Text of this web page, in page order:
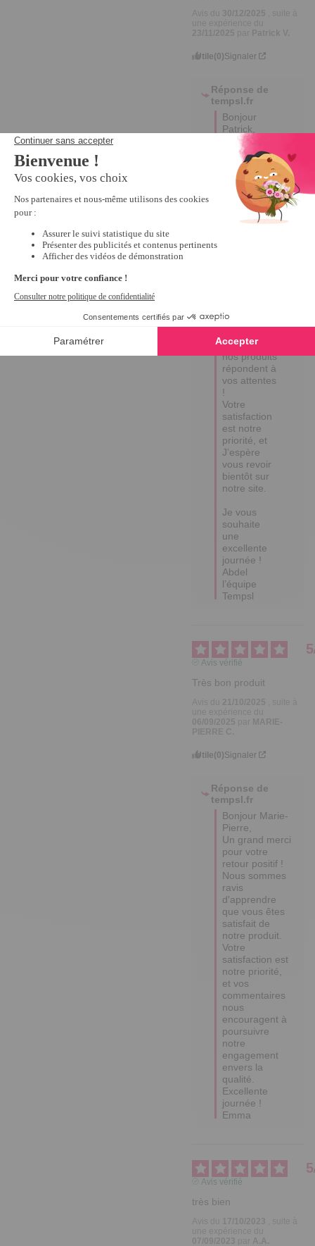
Utile(0)Signaler
Réponse de
tempsl.fr
Bonjour
Patrick,
Merci
beaucoup
pour votre
retour  ! Je
suis ravi
d’apprendre
que vous
Cela me fait
savoir que
nos produits
répondent à
vos attentes
!
Votre
satisfaction
est notre
priorité, et
J’espère
vous revoir
bientôt sur
notre site.
Je vous
souhaite
une
excellente
journée !
Abdel
l’équipe
Tempsl
5
Avis vérifié
Très bon produit
Utile(0)Signaler
Réponse de
tempsl.fr
Bonjour Marie-
Pierre,
Un grand merci
pour votre
retour positif !
Nous sommes
ravis
d'apprendre
que vous êtes
satisfait de
notre produit.
Votre
satisfaction est
notre priorité,
et vos
commentaires
nous
encouragent à
poursuivre
notre
engagement
envers la
qualité.
Excellente
journée !
Emma
5
Avis vérifié
très bien